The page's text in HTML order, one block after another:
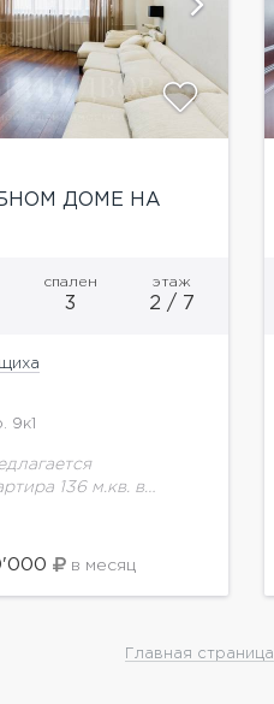
ДОМЕ НА
спален
3
этаж
2 / 7
9к1
136 м.кв. в
кухня-столовая, 3
Санузлы
в месяц
ещё 6 фотографий
Главная страница